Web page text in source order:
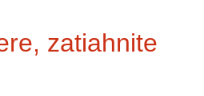
zatiahnite